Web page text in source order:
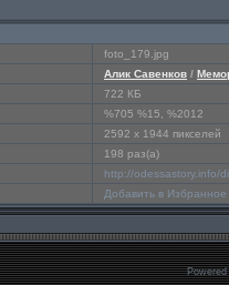
foto_179.jpg
Алик Савенков /
722 КБ
%705 %15, %2012
2592 x 1944 пикселей
198 раз(а)
http://odessastory.info/
Добавить в Избранное